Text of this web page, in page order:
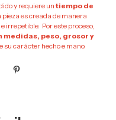
y requiere untiempo de
pieza es creada de manera
irrepetible. Por este proceso,
medidas, peso, grosor y
su carácter hecho e mano.